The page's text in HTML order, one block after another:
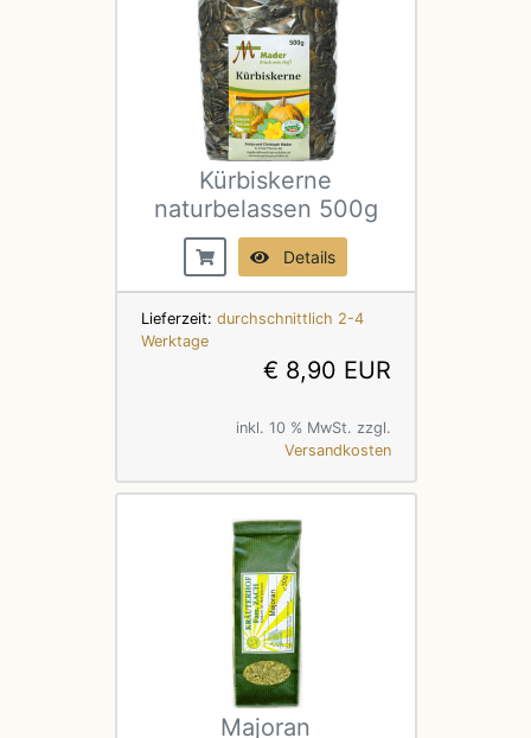
Kürbiskerne
naturbelassen 500g
Details
Lieferzeit: durchschnittlich 2-4
Werktage
€ 8,90 EUR
inkl. 10 % MwSt. zzgl.
Versandkosten
Majoran